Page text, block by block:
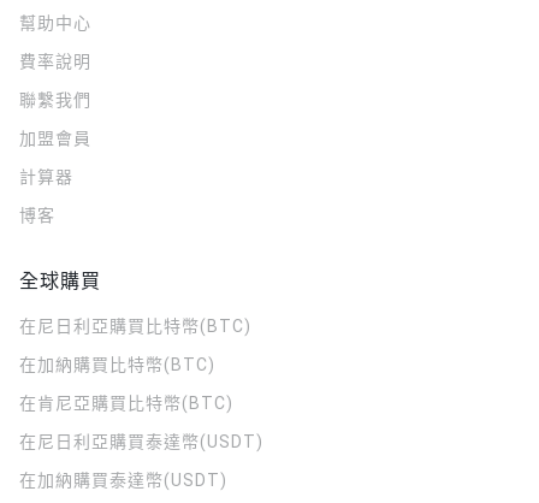
幫助中心
費率說明
聯繫我們
加盟會員
計算器
博客
全球購買
在尼日利亞購買比特幣(BTC)
在加納購買比特幣(BTC)
在肯尼亞購買比特幣(BTC)
在尼日利亞購買泰達幣(USDT)
在加納購買泰達幣(USDT)